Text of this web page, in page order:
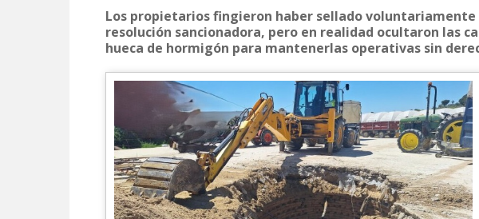
Los propietarios fingieron haber sellado voluntariamente
resolución sancionadora, pero en realidad ocultaron las
hueca de hormigón para mantenerlas operativas sin